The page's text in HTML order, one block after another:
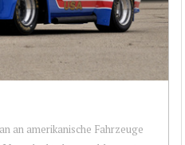
an amerikanische Fahrzeuge